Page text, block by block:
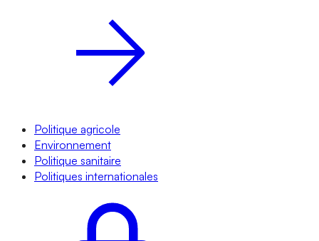
Politique agricole
Environnement
Politique sanitaire
Politiques internationales